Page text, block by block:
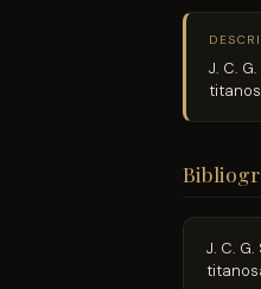
J. C.
J. C.